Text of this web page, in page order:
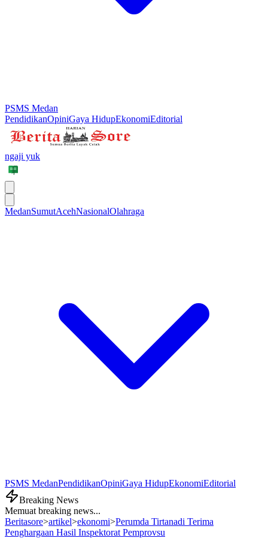
PSMS Medan
PendidikanOpiniGaya HidupEkonomiEditorial
ngaji yuk
MedanSumutAcehNasionalOlahraga
PSMS MedanPendidikanOpiniGaya HidupEkonomiEditorial
Breaking News
Memuat breaking news...
Beritasore>artikel>ekonomi>Perumda Tirtanadi Terima
Penghargaan Hasil Inspektorat Pemprovsu